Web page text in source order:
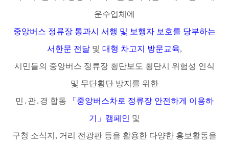
운수업체에
중앙버스 정류장 통과시 서행 및 보행자 보호를 당부하는
서한문 전달 및 대형 차고지 방문교육,
시민들의 중앙버스 정류장 횡단보도 횡단시 위험성 인식
및 무단횡단 방지를 위한
민 ․ 관․ 경 합동 「 중앙버스차로 정류장 안전하게 이용하
기
」 캠페인 및
구청 소식지 , 거리 전광판 등을 활용한 다양한 홍보활동을